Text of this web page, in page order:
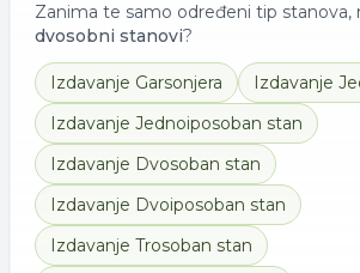
Zanima te samo određeni tip stanova,
dvosobni stanovi?
Izdavanje Garsonjera Izdavanje
Izdavanje Jednoiposoban stan
Izdavanje Dvosoban stan
Izdavanje Dvoiposoban stan
Izdavanje Trosoban stan